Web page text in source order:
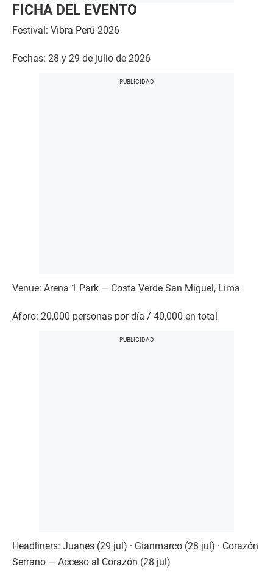
FICHA DEL EVENTO
Festival: Vibra Perú 2026
Fechas: 28 y 29 de julio de 2026
Venue: Arena 1 Park — Costa Verde San Miguel, Lima
Aforo: 20,000 personas por día / 40,000 en total
Headliners: Juanes (29 jul) · Gianmarco (28 jul) · Corazón
Serrano — Acceso al Corazón (28 jul)